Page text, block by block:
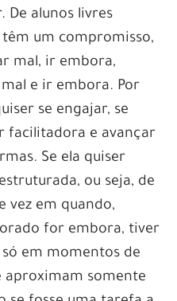
De alunos livres
têm um compromisso,
mal, ir embora,
e ir embora. Por
se engajar, se
facilitadora e avançar
Se ela quiser
ou seja, de
vez em quando,
for embora, tiver
em momentos de
aproximam somente